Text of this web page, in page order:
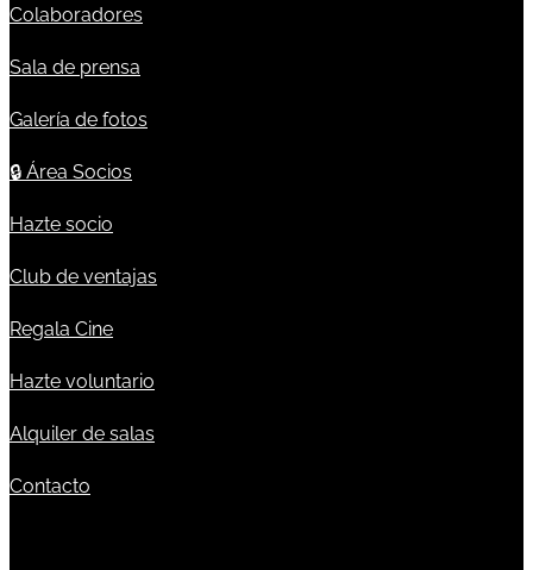
Colaboradores
Sala de prensa
Galería de fotos
🔒 Área Socios
Hazte socio
Club de ventajas
Regala Cine
Hazte voluntario
Alquiler de salas
Contacto